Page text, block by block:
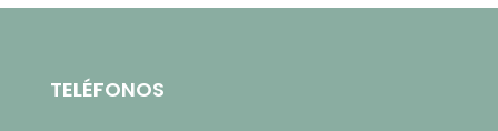
TELÉFONOS